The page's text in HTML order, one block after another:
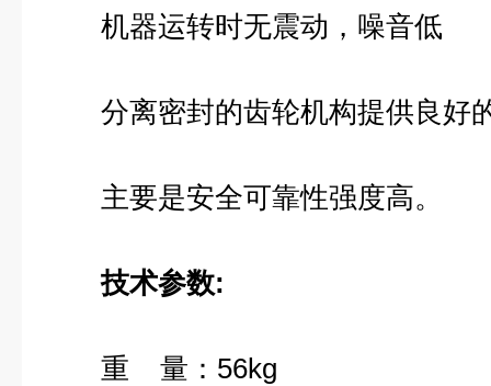
机器运转时无震动，噪音低
分离密封的齿轮机构提供良好
主要是安全可靠性强度高。
技术参数:
重 量：56kg